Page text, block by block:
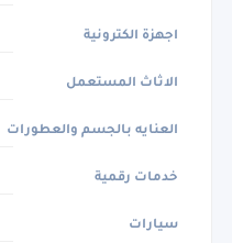
اجهزة الكترونية
الاثاث المستعمل
العنايه بالجسم والعطورات
خدمات رقمية
سيارات